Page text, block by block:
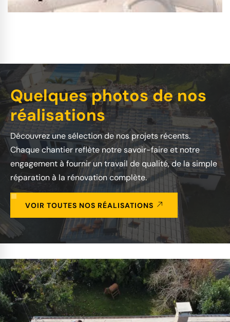
Quelques photos de nos
réalisations
Découvrez une sélection de nos projets récents.
Chaque chantier reflète notre savoir-faire et notre
engagement à fournir un travail de qualité, de la simple
réparation à la rénovation complète.
VOIR TOUTES NOS RÉALISATIONS